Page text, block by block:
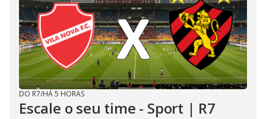
DO R7/HÁ 5 HORAS
Escale o seu time - Sport | R7